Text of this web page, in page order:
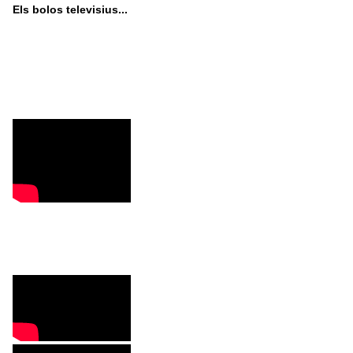
Els bolos televisius...